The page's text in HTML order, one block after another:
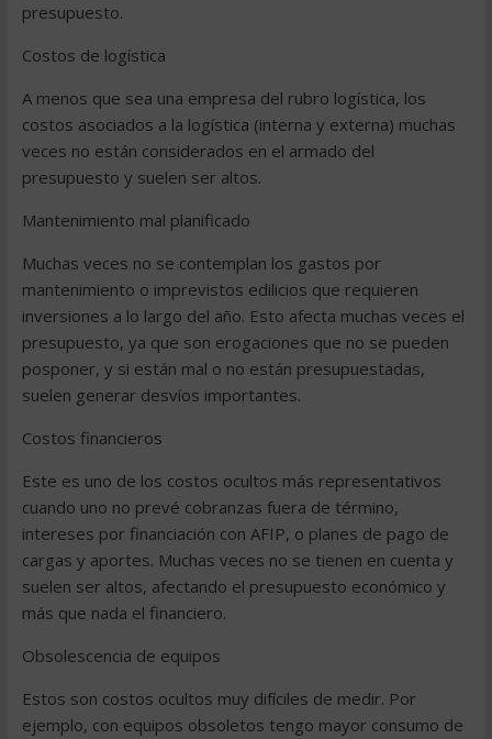
presupuesto.
Costos de logística
A menos que sea una empresa del rubro logística, los
costos asociados a la logística (interna y externa) muchas
veces no están considerados en el armado del
presupuesto y suelen ser altos.
Mantenimiento mal planificado
Muchas veces no se contemplan los gastos por
mantenimiento o imprevistos edilicios que requieren
inversiones a lo largo del año. Esto afecta muchas veces el
presupuesto, ya que son erogaciones que no se pueden
posponer, y si están mal o no están presupuestadas,
suelen generar desvíos importantes.
Costos financieros
Este es uno de los costos ocultos más representativos
cuando uno no prevé cobranzas fuera de término,
intereses por financiación con AFIP, o planes de pago de
cargas y aportes. Muchas veces no se tienen en cuenta y
suelen ser altos, afectando el presupuesto económico y
más que nada el financiero.
Obsolescencia de equipos
Estos son costos ocultos muy difíciles de medir. Por
ejemplo, con equipos obsoletos tengo mayor consumo de